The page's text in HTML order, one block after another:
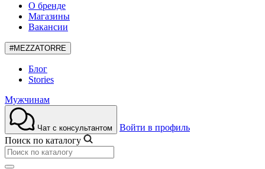
О бренде
Магазины
Вакансии
#MEZZATORRE
Блог
Stories
Мужчинам
Чат с консультантом
Войти в профиль
Поиск по каталогу